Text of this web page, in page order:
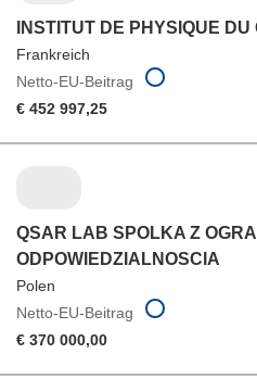
INSTITUT DE PHYSIQUE
Frankreich
Netto-EU-Beitrag
€ 452 997,25
QSAR LAB SPOLKA Z
ODPOWIEDZIALNOSCIA
Polen
Netto-EU-Beitrag
€ 370 000,00